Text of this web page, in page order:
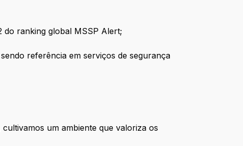
do ranking global MSSP Alert;
referência em serviços de segurança
um ambiente que valoriza os